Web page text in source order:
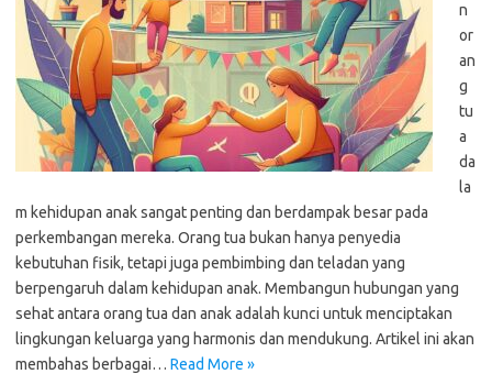
n
or
an
g
tu
a
da
la
m kehidupan anak sangat penting dan berdampak besar pada
perkembangan mereka. Orang tua bukan hanya penyedia
kebutuhan fisik, tetapi juga pembimbing dan teladan yang
berpengaruh dalam kehidupan anak. Membangun hubungan yang
sehat antara orang tua dan anak adalah kunci untuk menciptakan
lingkungan keluarga yang harmonis dan mendukung. Artikel ini akan
membahas berbagai… Read More »